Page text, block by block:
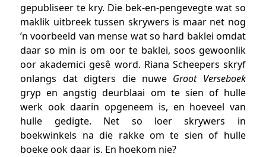
gepubliseer te kry. Die bek-en-pengevegte wat so
maklik uitbreek tussen skrywers is maar net nog
’n voorbeeld van mense wat so hard baklei omdat
daar so min is om oor te baklei, soos gewoonlik
oor akademici gesê word. Riana Scheepers skryf
onlangs dat digters die nuwe Groot Verseboek
gryp en angstig deurblaai om te sien of hulle
werk ook daarin opgeneem is, en hoeveel van
hulle gedigte. Net so loer skrywers in
boekwinkels na die rakke om te sien of hulle
boeke ook daar is. En hoekom nie?